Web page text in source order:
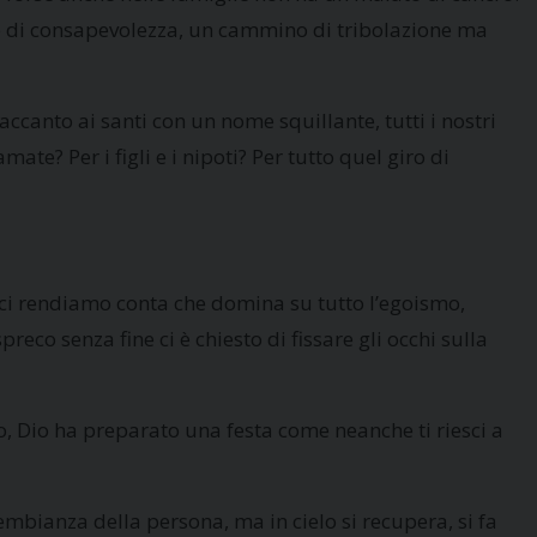
consapevolezza, un cammino di tribolazione ma
ai santi con un nome squillante, tutti i nostri
Per i figli e i nipoti? Per tutto quel giro di
conta che domina su tutto l’egoismo,
senza fine ci è chiesto di fissare gli occhi sulla
ha preparato una festa come neanche ti riesci a
della persona, ma in cielo si recupera, si fa